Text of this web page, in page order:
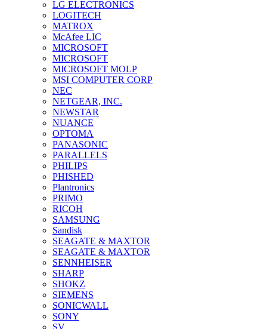
LG ELECTRONICS
LOGITECH
MATROX
McAfee LIC
MICROSOFT
MICROSOFT
MICROSOFT MOLP
MSI COMPUTER CORP
NEC
NETGEAR, INC.
NEWSTAR
NUANCE
OPTOMA
PANASONIC
PARALLELS
PHILIPS
PHISHED
Plantronics
PRIMO
RICOH
SAMSUNG
Sandisk
SEAGATE & MAXTOR
SEAGATE & MAXTOR
SENNHEISER
SHARP
SHOKZ
SIEMENS
SONICWALL
SONY
SV